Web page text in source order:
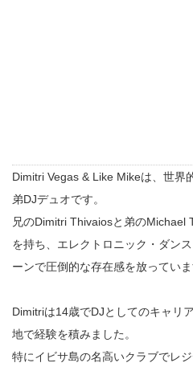
Dimitri Vegas & Like Mikeは、世界
弟DJデュオです。
兄のDimitri Thivaiosと弟のMichael
を持ち、エレクトロニック・ダン
ーンで圧倒的な存在感を放っていま
Dimitriは14歳でDJとしてのキャリ
地で経験を積みました。
特にイビサ島の名高いクラブでレ